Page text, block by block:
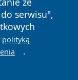
serwisu",
polityką
.
Polityka
Cookies